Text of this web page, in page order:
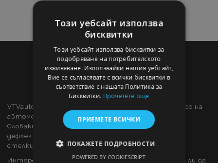
VTVauto е търговец на дребно и доставчик на едро на
автомобилни части и автомобилни аксесоари в
Словакия, като: декоративни капаци за колела,
дефлектори за прозорци, калъфи за автомобили,
стелки за кола, хромирани капаци и рамки, ...
Интересувате ли се от дропшипинг или искате ли да
Този уебсайт използва
бисквитки
Този уебсайт използва бисквитки за
подобряване на потребителското
изживяване. Използвайки нашия уебсайт,
Вие се съгласявате с всички бисквитки в
съответствие с нашата Политика за
Бисквитки. Прочетете още
ПРИЕМЕТЕ ВСИЧКИ
ПОКАЖЕТЕ ПОДРОБНОСТИ
POWERED BY COOKIESCRIPT